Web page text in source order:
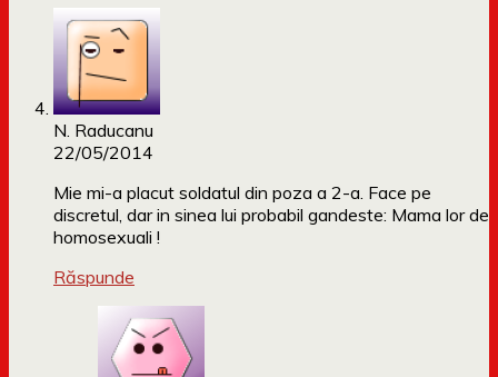
N. Raducanu
22/05/2014
Mie mi-a placut soldatul din poza a 2-a. Face pe
discretul, dar in sinea lui probabil gandeste: Mama lor de
homosexuali !
Răspunde